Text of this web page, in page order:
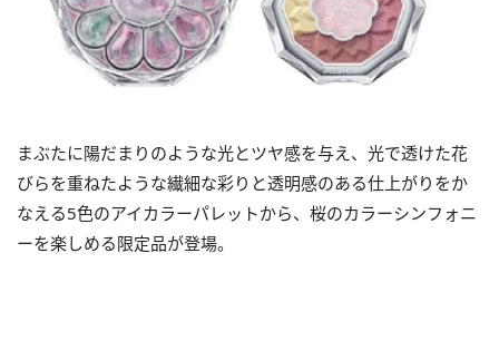
まぶたに陽だまりのような光とツヤ感を与え、光で透けた花
びらを重ねたような繊細な彩りと透明感のある仕上がりをか
なえる5色のアイカラーパレットから、桜のカラーシンフォニ
ーを楽しめる限定品が登場。